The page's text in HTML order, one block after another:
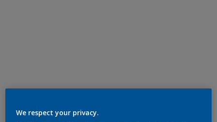
We respect your privacy.